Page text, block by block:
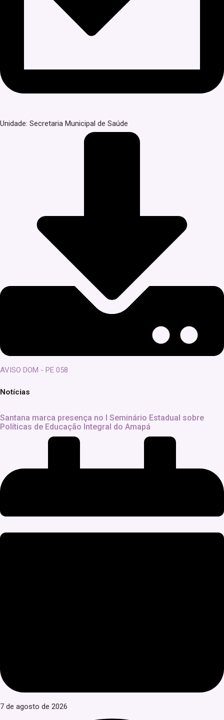
Unidade: Secretaria Municipal de Saúde
AVISO DOM - PE 058
Notícias
Santana marca presença no I Seminário Estadual sobre
Políticas de Educação Integral do Amapá
7 de agosto de 2026